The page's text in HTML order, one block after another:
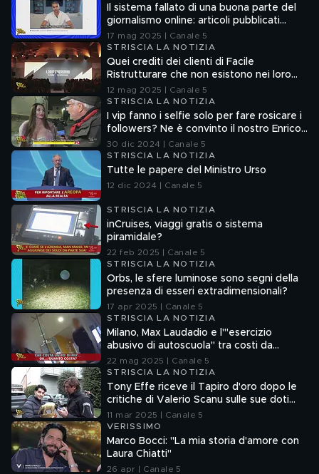
Il sistema fallato di una buona parte del
giornalismo online: articoli pubblicati
senza la verifica delle fonti
17 mag 2025 | Canale 5
STRISCIA LA NOTIZIA
Quei crediti dei clienti di Facile
Ristrutturare che non esistono nei loro
sistemi informatici
12 mag 2025 | Canale 5
STRISCIA LA NOTIZIA
I vip fanno i selfie solo per fare rosicare i
followers? Ne è convinto il nostro Enrico
Lucci
30 dic 2024 | Canale 5
STRISCIA LA NOTIZIA
Tutte le papere del Ministro Urso
12 dic 2024 | Canale 5
STRISCIA LA NOTIZIA
inCruises, viaggi gratis o sistema
piramidale?
22 feb 2025 | Canale 5
STRISCIA LA NOTIZIA
Orbs, le sfere luminose sono segni della
presenza di esseri extradimensionali?
17 apr 2025 | Canale 5
STRISCIA LA NOTIZIA
Milano, Max Laudadio e l'"esercizio
abusivo di autoscuola" tra costi da
capogiro e pratiche commerciali
scorrette
22 mag 2025 | Canale 5
STRISCIA LA NOTIZIA
Tony Effe riceve il Tapiro d'oro dopo le
critiche di Valerio Scanu sulle sue doti
canore
11 mar 2025 | Canale 5
VERISSIMO
Marco Bocci: "La mia storia d'amore con
Laura Chiatti"
26 apr | Canale 5